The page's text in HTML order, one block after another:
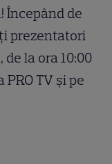
Începând de
prezentatori
la ora 10:00
TV și pe